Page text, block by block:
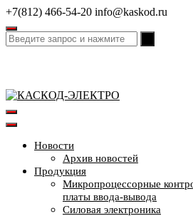
Перейти
к
содержимому
+7(812) 466-54-20 info@kaskod.ru
Новости
Архив новостей
Продукция
Микропроцессорные
платы ввода-вывода
Силовая электроника